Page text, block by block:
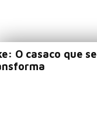
O casaco que se